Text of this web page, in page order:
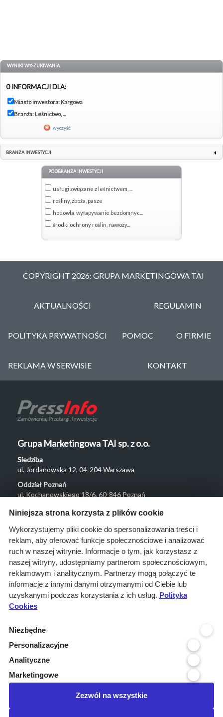
WYNIKI WYSZUKIWANIA
0 INFORMACJI DLA:
Miasto inwestora: Kargowa
Branża: Leśnictwo, ...
wyczyść
BRANŻA INWESTYCJI
PODBRANŻA INWESTYCJI
usługi związane z leśnictwem, ...
rośliny, zboża, pasze
hodowla, wyłapywanie bezdomnyc...
środki ochrony roślin, nawozy...
COPYRIGHT 2026: GRUPA MARKETINGOWA TAI
AKTUALNOŚCI REGULAMIN
POLITYKA PRYWATNOŚCI POMOC O FIRMIE
REKLAMA W SERWISIE KONTAKT
Grupa Marketingowa TAI sp. z o.o.
Siedziba
ul. Jordanowska 12, 04-204 Warszawa
Oddział Poznań
ul. Kochanowskiego 18/6, 60-846 Poznań
Menu
O nas
Rozwiązania
Monitoring
przetargów
Raporty
przetargowe
Kontakt
Kontakt
Infolinia 800 800 707
kontakt@pressinfo.pl
Niniejsza strona korzysta z plików cookie
Wykorzystujemy pliki cookie do spersonalizowania treści i
reklam, aby oferować funkcje społecznościowe i analizować
ruch w naszej witrynie. Informacje o tym, jak korzystasz z
naszej witryny, udostępniamy partnerom społecznościowym,
reklamowym i analitycznym. Partnerzy mogą połączyć te
informacje z innymi danymi otrzymanymi od Ciebie lub
uzyskanymi podczas korzystania z ich usług. Polityka
Cookies
Niezbędne
Personalizacyjne
Analityczne
Marketingowe
Zezwól na wszystkie